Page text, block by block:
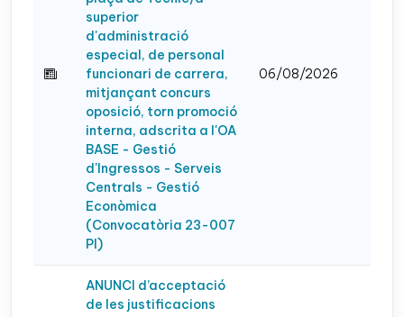
superior
d'administració
especial, de personal
funcionari de carrera,
mitjançant concurs
oposició, torn promoció
interna, adscrita a l'OA
BASE - Gestió
d'Ingressos - Serveis
Centrals - Gestió
Econòmica
(Convocatòria 23-007
PI)
06/08/2026
ANUNCI d’acceptació
de les justificacions